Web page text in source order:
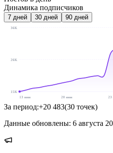
Динамика подписчиков
7 дней 30 дней 90 дней
36K
26K
15K
13 июн
20 июн 23
За период:+20 483(30 точек)
Данные обновлены: 6 августа